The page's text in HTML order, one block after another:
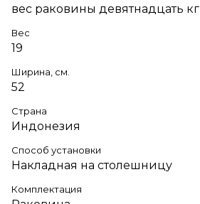
вес раковины девятнадцать кг
Вес
19
Ширина, см.
52
Страна
Индонезия
Способ установки
Накладная на столешницу
Комплектация